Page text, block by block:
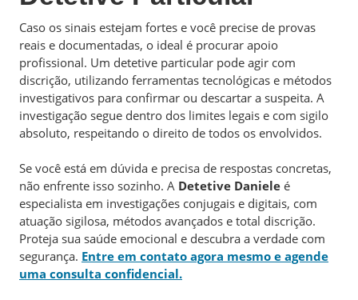
Caso os sinais estejam fortes e você precise de provas
reais e documentadas, o ideal é procurar apoio
profissional. Um detetive particular pode agir com
discrição, utilizando ferramentas tecnológicas e métodos
investigativos para confirmar ou descartar a suspeita. A
investigação segue dentro dos limites legais e com sigilo
absoluto, respeitando o direito de todos os envolvidos.
Se você está em dúvida e precisa de respostas concretas,
não enfrente isso sozinho. A Detetive Daniele é
especialista em investigações conjugais e digitais, com
atuação sigilosa, métodos avançados e total discrição.
Proteja sua saúde emocional e descubra a verdade com
segurança. Entre em contato agora mesmo e agende
uma consulta confidencial.